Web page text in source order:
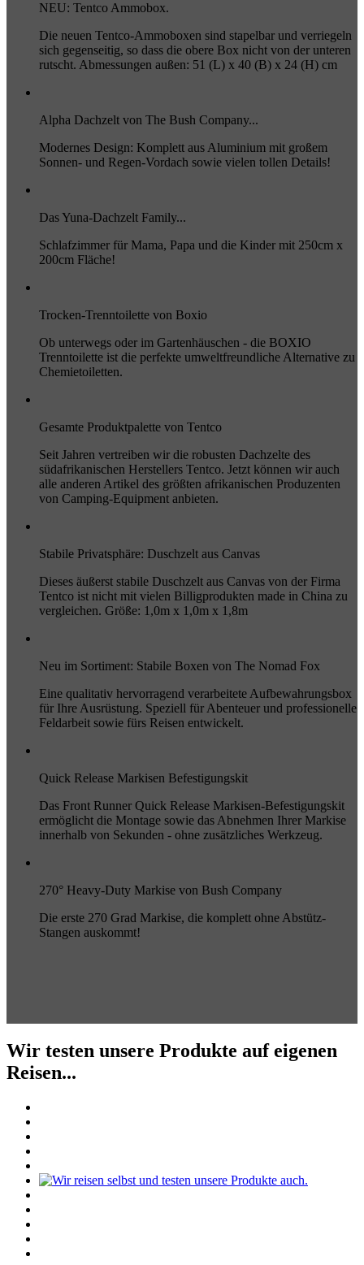
NEU: Tentco Ammobox.
Die neuen Tentco-Ammoboxen sind stapelbar und verriegeln
sich gegenseitig, so dass die obere Box nicht von der unteren
rutscht. Abmessungen außen: 51 (L) x 40 (B) x 24 (H) cm
Alpha Dachzelt von The Bush Company...
Modernes Design: Komplett aus Aluminium mit großem
Sonnen- und Regen-Vordach sowie vielen tollen Details!
Das Yuna-Dachzelt Family...
Schlafzimmer für Mama, Papa und die Kinder mit 250cm x
200cm Fläche!
Trocken-Trenntoilette von Boxio
Ob unterwegs oder im Gartenhäuschen - die BOXIO
Trenntoilette ist die perfekte umweltfreundliche Alternative zu
Chemietoiletten.
Gesamte Produktpalette von Tentco
Seit Jahren vertreiben wir die robusten Dachzelte des
südafrikanischen Herstellers Tentco. Jetzt können wir auch
alle anderen Artikel des größten afrikanischen Produzenten
von Camping-Equipment anbieten.
Stabile Privatsphäre: Duschzelt aus Canvas
Dieses äußerst stabile Duschzelt aus Canvas von der Firma
Tentco ist nicht mit vielen Billigprodukten made in China zu
vergleichen. Größe: 1,0m x 1,0m x 1,8m
Neu im Sortiment: Stabile Boxen von The Nomad Fox
Eine qualitativ hervorragend verarbeitete Aufbewahrungsbox
für Ihre Ausrüstung. Speziell für Abenteuer und professionelle
Feldarbeit sowie fürs Reisen entwickelt.
Quick Release Markisen Befestigungskit
Das Front Runner Quick Release Markisen-Befestigungskit
ermöglicht die Montage sowie das Abnehmen Ihrer Markise
innerhalb von Sekunden - ohne zusätzliches Werkzeug.
270° Heavy-Duty Markise von Bush Company
Die erste 270 Grad Markise, die komplett ohne Abstütz-
Stangen auskommt!
Wir testen unsere Produkte auf eigenen
Reisen...